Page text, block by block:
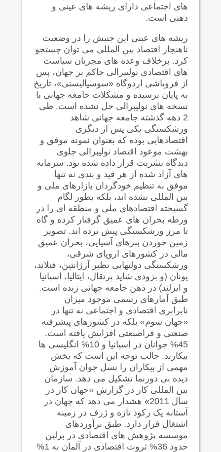
های اجتماعی دارای ریشه های عینی و
ذهنی است.
ریشه های عینی این جنبش را در وضعیت
ناهنجار اقتصاد بین المللی می توان جستجو
کرد. برخلاف وعده های مجریان سیاست
های اقتصادی نولیبرالی حاکم بر جهان، پس
از فروپاشی اردوگاه «سوسیالیستی»، تاریخ
به پایان نرسیده و مشکلات جامعه جهانی با
نسخه های نولیبرالی حل نشده است. طی
2 دهه گذشته جامعه جهانی شاهد
ورشکستگی یکی پس از دیگری
اقتصادهایی بوده که بعنوان نمونه موفق و
بهشت موعود اقتصاد نولیبرالی جلوی
دیدگاه بشریت قرار داده شده بود. سرمایه
های آزاد شده از هر قید و بندی نه تنها
موفق به تنظیم خودگردان بازارهای ملی و
بین المللی نشده اند، بلکه بطور لگام
گسیخته اقتصادهای ملی و منطقه ای را در
ورطه بحران های عمیق گرفتار کرده و گاه
تا مرز ورشکستگی پیش برده اند. تصویر
زمین خوردن ببرهای آسیایی، بحران عمیق
مالی در کشورهای اروپای شرقی،
ورشکستگی دولتهایی نظیر آرژانتین، فنلاند،
یونان (و بزودی شاید پرتقال، ایتالیا، اسپانیا
و ایرلند) در ذهن جامعه جهانی زنده است.
طبق آمارهای رسمی موجود میزان
نابرابری اقتصادی و اجتماعی نه تنها در
«جهان سوم» بلکه در کشورهای پیشرفته
صنعتی و فراصنعتی افزایش یافته است.
45% جوانان در اسپانیا و 10% انگلیسی ها
بیکارند. جالب توجه این است که بخش
مهمی از بیکاران را نسل جوان آموزش
دیده بی دورنما تشکیل می دهد. سازمان
بین المللی کار در گزارش «جهان کار در
سال 2011» هشدار می دهد که جهان در
آستانه یک رکود تازه و ژرف در زمینه
اشتغال قرار دارد. طبق برآوردهای
موسسه پژوهش های اقتصادی در برلین
حدود 36% ثروت اقتصادی در آلمان به 1%